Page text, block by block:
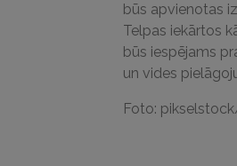
būs apvienotas
Telpas iekārtos
būs iespējams
un vides
Foto: